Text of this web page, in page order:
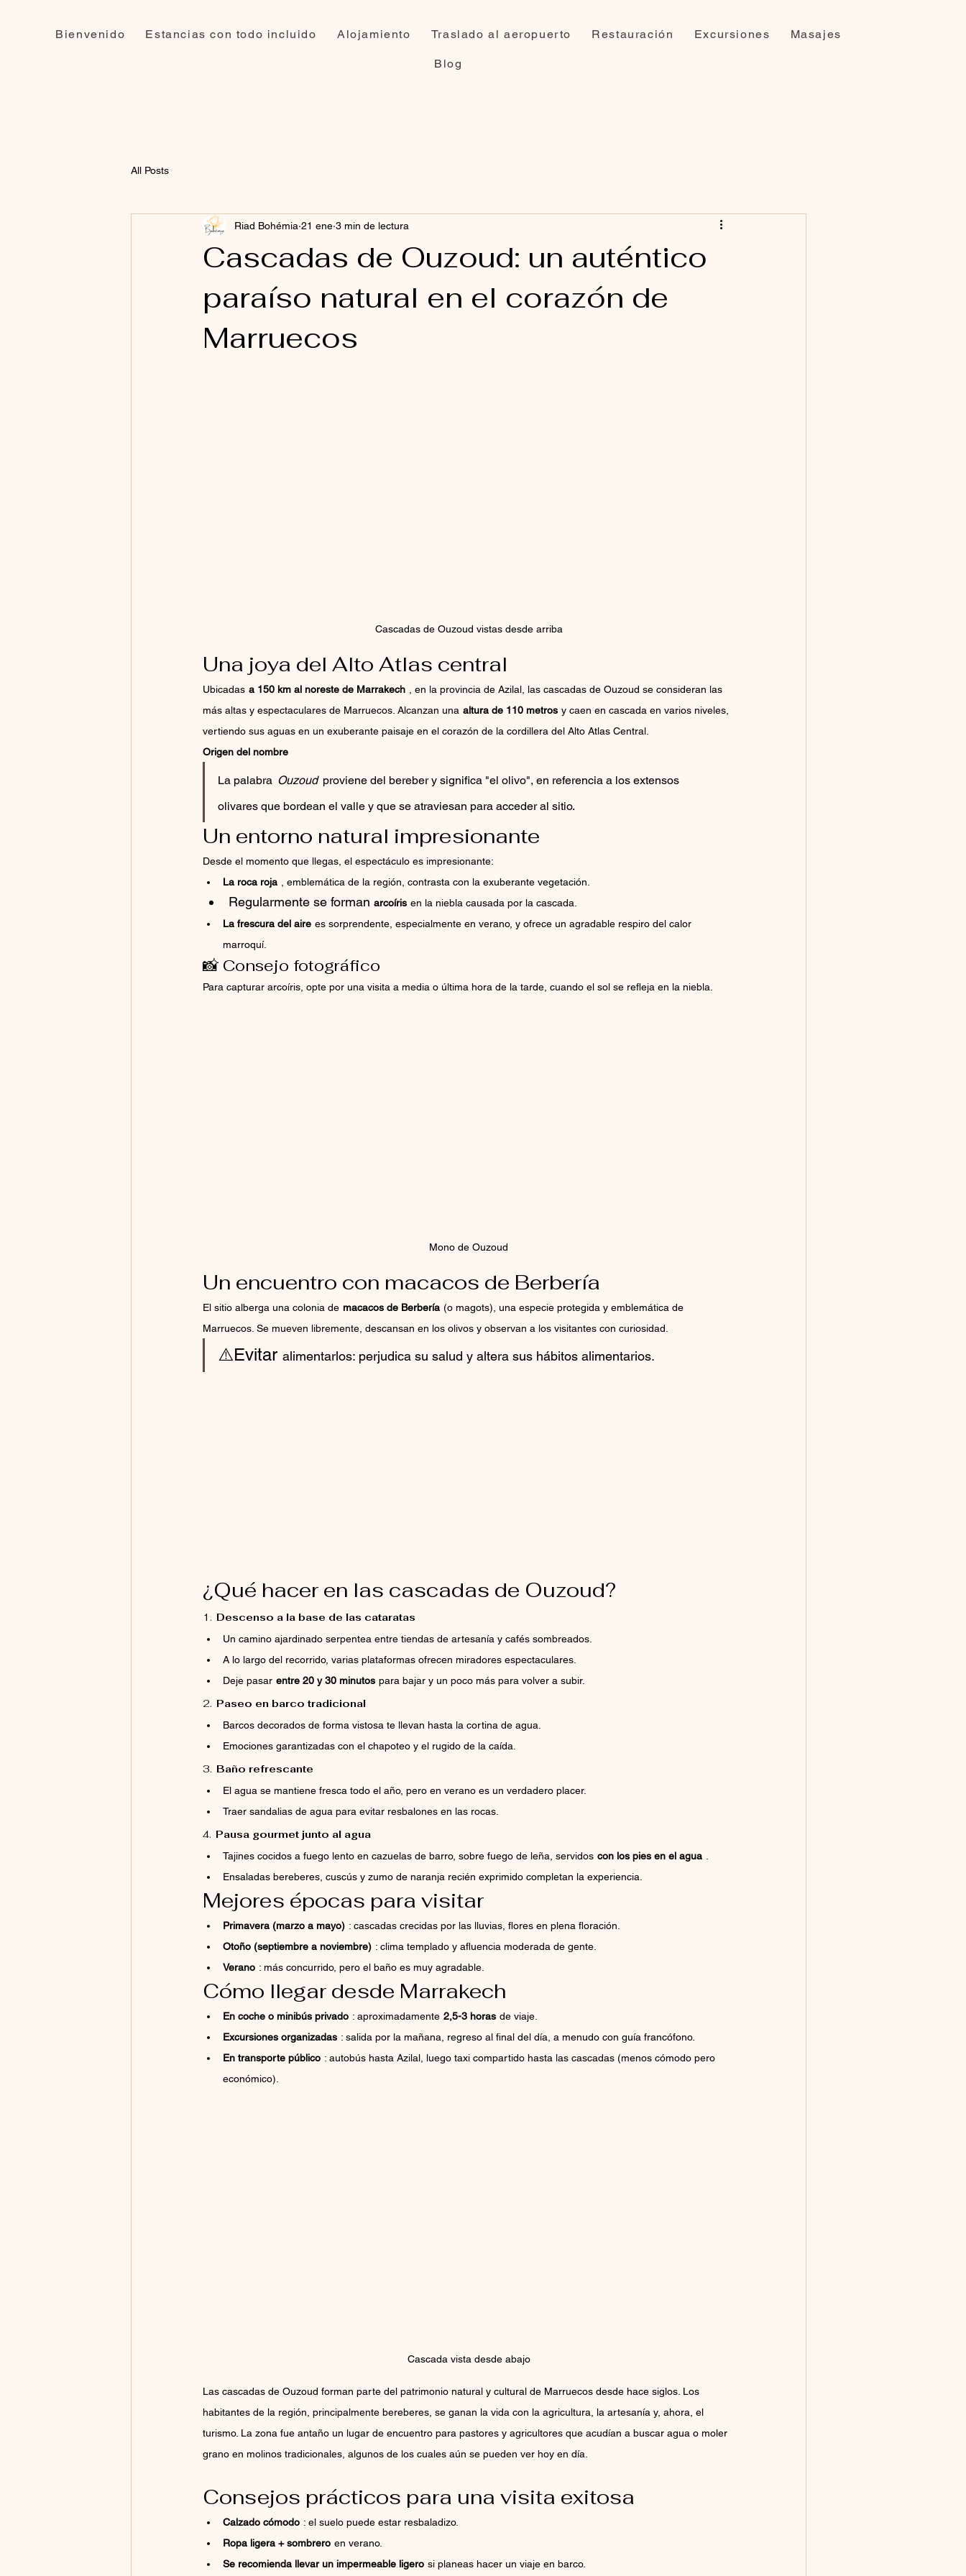
Bienvenido Estancias con todo incluido Alojamiento Traslado al aeropuerto Restauración Excursiones Masajes
Blog
All Posts
Cascadas de Ouzoud: un auténtico
paraíso natural en el corazón de
Marruecos
Riad Bohémia 21 ene 3 min de lectura
Cascadas de Ouzoud vistas desde arriba
Una joya del Alto Atlas central
Ubicadas a 150 km al noreste de Marrakech
, en la provincia de Azilal, las cascadas de Ouzoud se consideran las
más altas y espectaculares de Marruecos. Alcanzan una altura de 110 metros y caen en cascada en varios niveles,
vertiendo sus aguas en un exuberante paisaje en el corazón de la cordillera del Alto Atlas Central.
Origen del nombre
La palabra Ouzoud proviene del bereber y significa "el olivo", en referencia a los extensos
olivares que bordean el valle y que se atraviesan para acceder al sitio.
Un entorno natural impresionante
Desde el momento que llegas, el espectáculo es impresionante:
La roca roja
, emblemática de la región, contrasta con la exuberante vegetación.
Regularmente se forman arcoíris en la niebla causada por la cascada.
La frescura del aire es sorprendente, especialmente en verano, y ofrece un agradable respiro del calor
marroquí.
📸 Consejo fotográfico
Para capturar arcoíris, opte por una visita a media o última hora de la tarde, cuando el sol se refleja en la niebla.
Mono de Ouzoud
Un encuentro con macacos de Berbería
El sitio alberga una colonia de macacos de Berbería (o magots), una especie protegida y emblemática de
Marruecos. Se mueven libremente, descansan en los olivos y observan a los visitantes con curiosidad.
⚠️Evitar alimentarlos: perjudica su salud y altera sus hábitos alimentarios.
¿Qué hacer en las cascadas de Ouzoud?
1. Descenso a la base de las cataratas
Un camino ajardinado serpentea entre tiendas de artesanía y cafés sombreados.
A lo largo del recorrido, varias plataformas ofrecen miradores espectaculares.
Deje pasar entre 20 y 30 minutos para bajar y un poco más para volver a subir.
2. Paseo en barco tradicional
Barcos decorados de forma vistosa te llevan hasta la cortina de agua.
Emociones garantizadas con el chapoteo y el rugido de la caída.
3. Baño refrescante
El agua se mantiene fresca todo el año, pero en verano es un verdadero placer.
Traer sandalias de agua para evitar resbalones en las rocas.
4. Pausa gourmet junto al agua
Tajines cocidos a fuego lento en cazuelas de barro, sobre fuego de leña, servidos con los pies en el agua
Ensaladas bereberes, cuscús y zumo de naranja recién exprimido completan la experiencia.
Mejores épocas para visitar
Primavera (marzo a mayo) : cascadas crecidas por las lluvias, flores en plena floración.
Otoño (septiembre a noviembre) : clima templado y afluencia moderada de gente.
Verano : más concurrido, pero el baño es muy agradable.
Cómo llegar desde Marrakech
En coche o minibús privado : aproximadamente 2,5-3 horas de viaje.
Excursiones organizadas : salida por la mañana, regreso al final del día, a menudo con guía francófono.
En transporte público : autobús hasta Azilal, luego taxi compartido hasta las cascadas (menos cómodo pero
económico).
Cascada vista desde abajo
Las cascadas de Ouzoud forman parte del patrimonio natural y cultural de Marruecos desde hace siglos. Los
habitantes de la región, principalmente bereberes, se ganan la vida con la agricultura, la artesanía y, ahora, el
turismo. La zona fue antaño un lugar de encuentro para pastores y agricultores que acudían a buscar agua o moler
grano en molinos tradicionales, algunos de los cuales aún se pueden ver hoy en día.
Consejos prácticos para una visita exitosa
Calzado cómodo : el suelo puede estar resbaladizo.
Ropa ligera + sombrero en verano.
Se recomienda llevar un impermeable ligero si planeas hacer un viaje en barco.